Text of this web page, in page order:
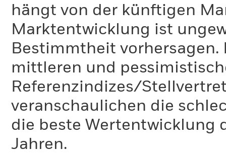
hängt von der künftigen
Marktentwicklung ist
Bestimmtheit
mittleren und
Referenzindizes/
veranschaulichen die
die beste Wertentwicklung
Jahren.